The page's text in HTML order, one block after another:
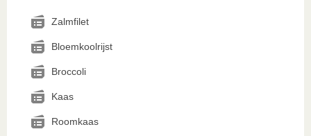
Zalmfilet
Bloemkoolrijst
Broccoli
Kaas
Roomkaas